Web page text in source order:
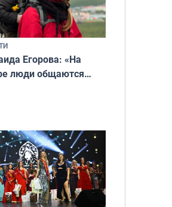
Егорова: «На
люди общаются